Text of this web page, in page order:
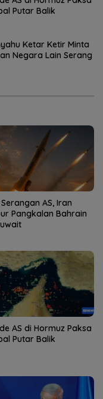
Putar Balik
Ketar Ketir Minta
Negara Lain Serang
AS, Iran
Pangkalan Bahrain
AS di Hormuz Paksa
Putar Balik